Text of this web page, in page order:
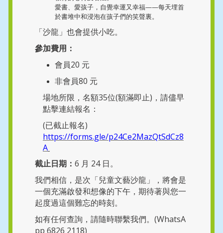
愛書、愛孩子，自覺幸運又幸福——每天埋首
於書堆中和浸泡在孩子們的笑聲裏。
「沙龍」也會提供小吃。
參加費用：
會員20 元
非會員80 元
場地所限，名額35位(額滿即止)，請儘早
點擊連結報名：
(已截止報名)
https://forms.gle/p24Ce2MazQtSdCz8
A
截止日期： 6 月 24 日。
我們相信，是次「兒童文藝沙龍」，將會是
一個充滿啟發和想像的下午，期待著與您一
起度過這個難忘的時刻。
如有任何查詢，請隨時聯繫我們。(WhatsA
pp 6826 2118)